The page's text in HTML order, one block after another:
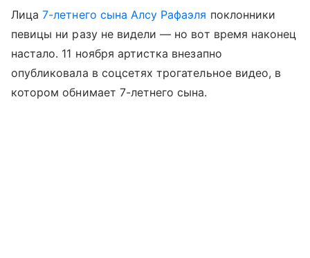
Лица7-летнего сына Алсу Рафаэля поклонники
певицы ни разу не видели — но вот время наконец
настало. 11 ноября артистка внезапно
опубликовала в соцсетях трогательное видео, в
котором обнимает 7-летнего сына.